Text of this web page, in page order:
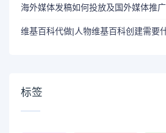
海外媒体发稿如何投放及国外媒体推
维基百科代做|人物维基百科创建需要
标签